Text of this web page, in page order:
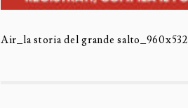
Air_la storia del grande salto_960x532